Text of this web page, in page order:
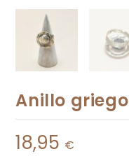
Anillo griego
18,95 €